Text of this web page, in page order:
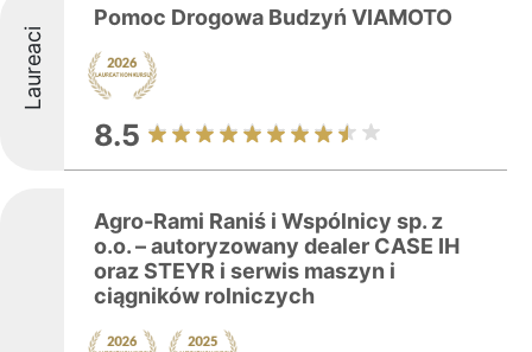
Laureaci
Pomoc Drogowa Budzyń VIAMOTO
8.5
Agro-Rami Raniś i Wspólnicy sp. z
o.o. – autoryzowany dealer CASE IH
oraz STEYR i serwis maszyn i
ciągników rolniczych